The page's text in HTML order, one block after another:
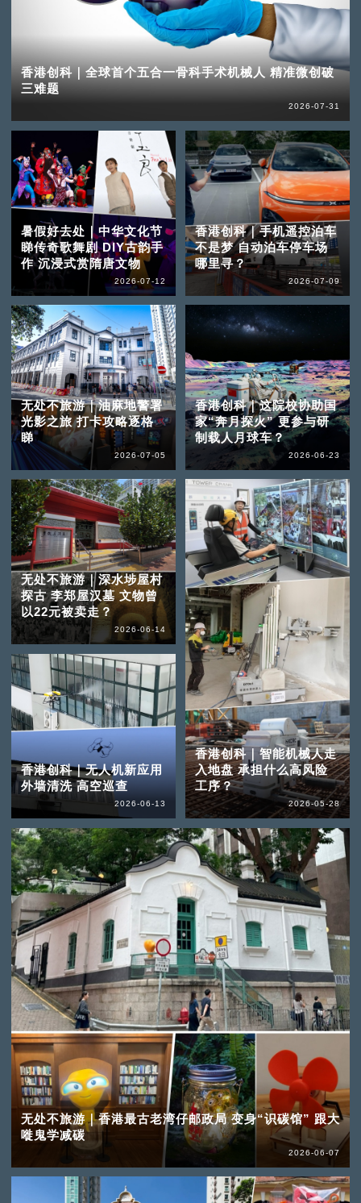
香港创科｜全球首个五合一骨科手术机械人 精准微创破
三难题
2026-07-31
暑假好去处｜中华文化节
睇传奇歌舞剧 DIY古韵手
作 沉浸式赏隋唐文物
2026-07-12
香港创科｜手机遥控泊车
不是梦 自动泊车停车场
哪里寻？
2026-07-09
无处不旅游｜油麻地警署
光影之旅 打卡攻略逐格
睇
2026-07-05
香港创科｜这院校协助国
家“奔月探火” 更参与研
制载人月球车？
2026-06-23
无处不旅游｜深水埗屋村
探古 李郑屋汉墓 文物曾
以22元被卖走？
2026-06-14
香港创科｜无人机新应用
外墙清洗 高空巡查
2026-06-13
无处不旅游｜香港最古老湾仔邮政局 变身“识碳馆” 跟大
嘥鬼学减碳
2026-06-07
香港创科｜智能机械人走
入地盘 承担什么高风险
工序？
2026-05-28